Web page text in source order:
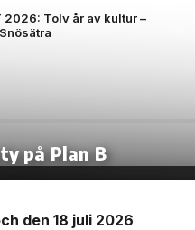
2026: Tolv år av kultur –
på Plan B
den 18 juli 2026